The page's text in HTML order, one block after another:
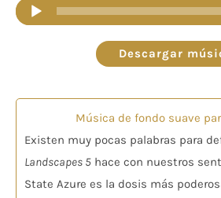
de
audio
Descargar
Música de fondo suave
Existen muy pocas palabras para
Landscapes 5 hace con nuestros
State Azure es la dosis más